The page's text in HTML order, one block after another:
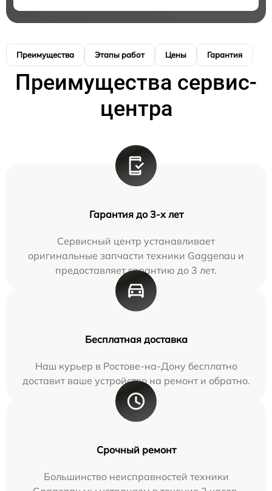
Преимущества Этапы работ Цены Гарантия
Преимущества сервис-
центра
Гарантия до 3-х лет
Сервисный центр устанавливает
оригинальные запчасти техники Gaggenau и
предоставляет гарантию до 3 лет.
Бесплатная доставка
Наш курьер в Ростове-на-Дону бесплатно
доставит ваше устройство на ремонт и обратно.
Срочный ремонт
Большинство неисправностей техники